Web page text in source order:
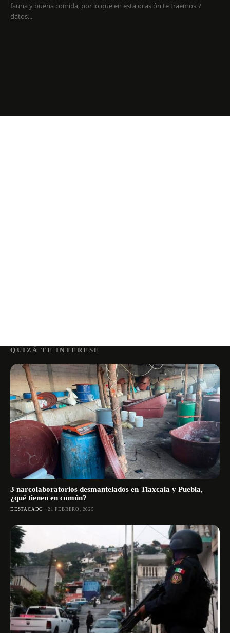
fauna y buena comida, por lo que en esta ocasión te traemos 7
datos...
QUIZÁ TE INTERESE
3 narcolaboratorios desmantelados en Tlaxcala y Puebla,
¿qué tienen en común?
DESTACADO 21 FEBRERO, 2025